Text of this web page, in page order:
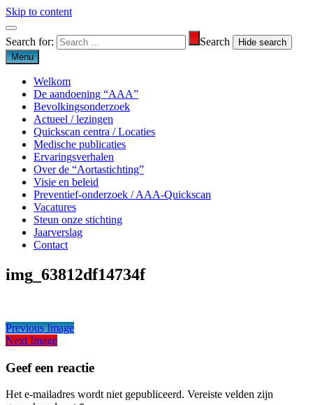
Skip to content
Search for: Search
Menu
Welkom
De aandoening “AAA”
Bevolkingsonderzoek
Actueel / lezingen
Quickscan centra / Locaties
Medische publicaties
Ervaringsverhalen
Over de “Aortastichting”
Visie en beleid
Preventief-onderzoek / AAA-Quickscan
Vacatures
Steun onze stichting
Jaarverslag
Contact
Aortastichting
img_63812df14734f
Previous Image
Next Image
Geef een reactie
Het e-mailadres wordt niet gepubliceerd. Vereiste velden zijn